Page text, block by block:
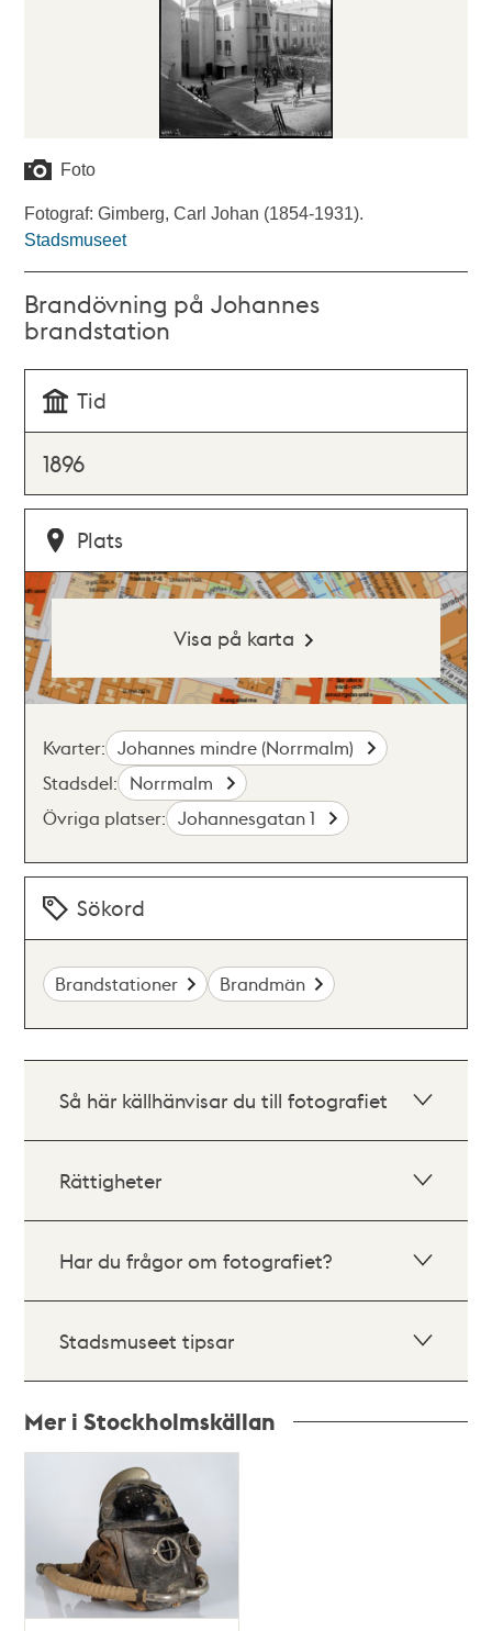
Foto
Fotograf: Gimberg, Carl Johan (1854-1931).
Stadsmuseet
Brandövning på Johannes
brandstation
Tid
1896
Plats
Visa på karta
Kvarter: Johannes mindre (Norrmalm)
Stadsdel: Norrmalm
Övriga platser: Johannesgatan 1
Sökord
Brandstationer Brandmän
Så här källhänvisar du till fotografiet
Rättigheter
Har du frågor om fotografiet?
Stadsmuseet tipsar
Mer i Stockholmskällan